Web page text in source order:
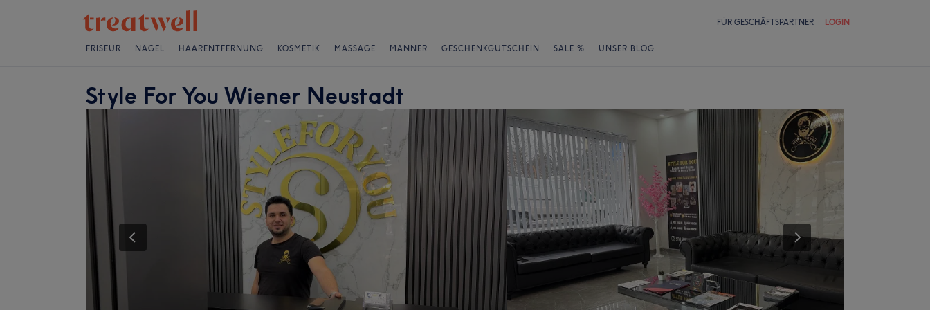
FÜR GESCHÄFTSPARTNER LOGIN
FRISEUR NÄGEL HAARENTFERNUNG KOSMETIK MASSAGE MÄNNER GESCHENKGUTSCHEIN SALE % UNSER BLOG
Style For You Wiener Neustadt